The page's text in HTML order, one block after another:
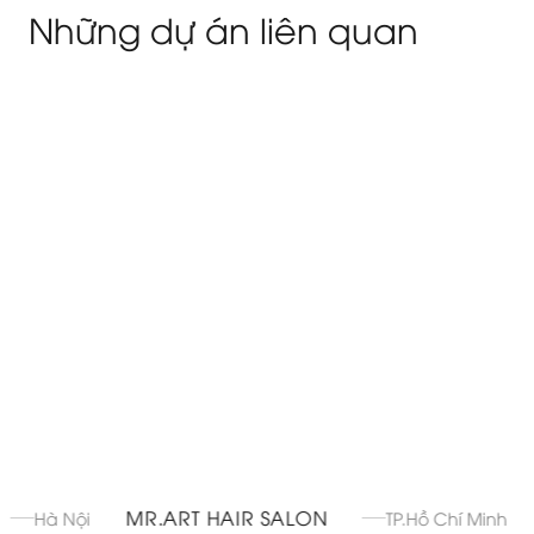
Những dự án liên quan
Nội MR.ART HAIR SALON TP.Hồ Chí Minh